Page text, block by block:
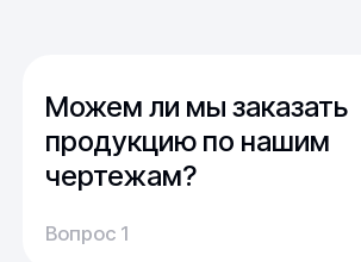
Можем ли мы заказать
продукцию по нашим
чертежам?
Вы можете отправить свой
(в т.ч. примерный) с
Вопрос 1